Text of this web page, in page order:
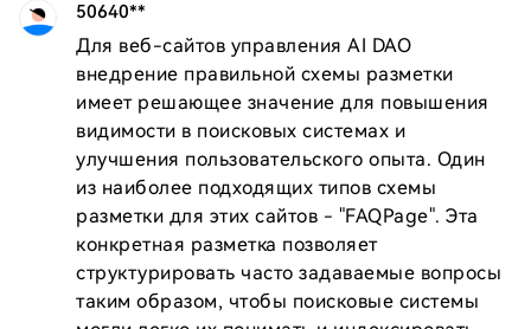
50640**
Для веб-сайтов управления AI DAO
внедрение правильной схемы разметки
имеет решающее значение для повышения
видимости в поисковых системах и
улучшения пользовательского опыта. Один
из наиболее подходящих типов схемы
разметки для этих сайтов - "FAQPage". Эта
конкретная разметка позволяет
структурировать часто задаваемые вопросы
таким образом, чтобы поисковые системы